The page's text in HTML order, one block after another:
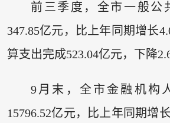
前三季度，全市一般公
347.85亿元，比上年同期增长
算支出完成523.04亿元，下降
9月末，全市金融机构
15796.52亿元，比上年同期增